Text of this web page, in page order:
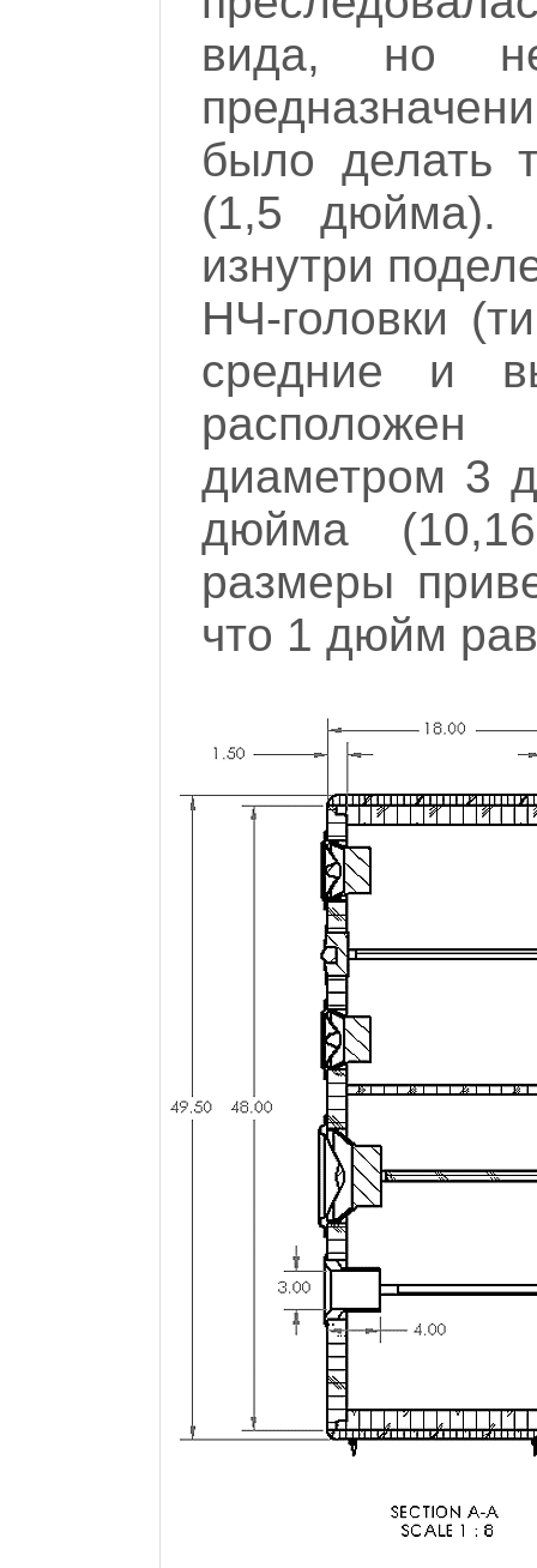
вида, но
было делать
(1,5 дюйма).
изнутри
НЧ-головки
средние и
диаметром 3
дюйма
размеры
что 1 дюйм